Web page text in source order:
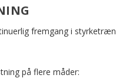
fremgang i
på flere måder: